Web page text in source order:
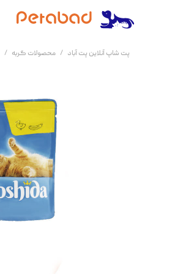
پت شاپ آنلاین پت آباد محصولات گربه